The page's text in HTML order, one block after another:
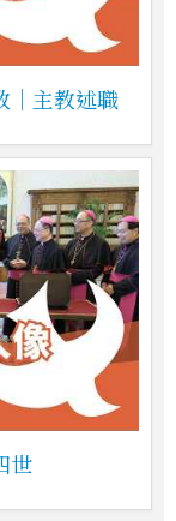
｜主教述職
世